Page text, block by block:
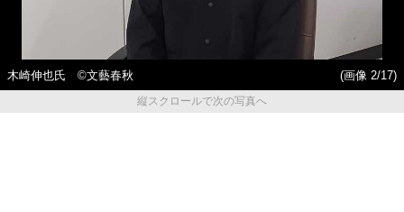
木崎伸也氏 ©文藝春秋
(画像 2/17)
縦スクロールで次の写真へ